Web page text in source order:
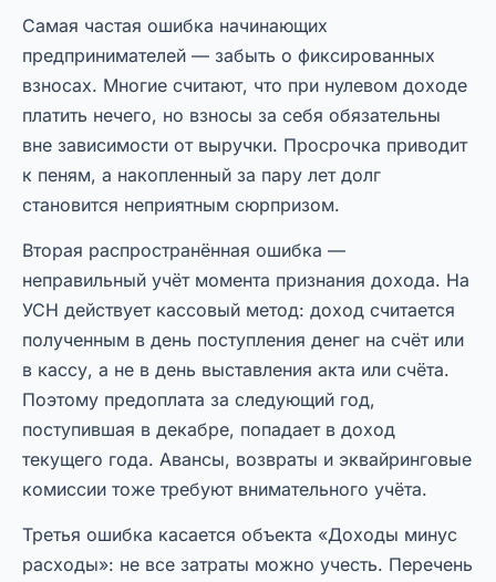
Самая частая ошибка начинающих
предпринимателей — забыть о фиксированных
взносах. Многие считают, что при нулевом доходе
платить нечего, но взносы за себя обязательны
вне зависимости от выручки. Просрочка приводит
к пеням, а накопленный за пару лет долг
становится неприятным сюрпризом.
Вторая распространённая ошибка —
неправильный учёт момента признания дохода. На
УСН действует кассовый метод: доход считается
полученным в день поступления денег на счёт или
в кассу, а не в день выставления акта или счёта.
Поэтому предоплата за следующий год,
поступившая в декабре, попадает в доход
текущего года. Авансы, возвраты и эквайринговые
комиссии тоже требуют внимательного учёта.
Третья ошибка касается объекта «Доходы минус
расходы»: не все затраты можно учесть. Перечень